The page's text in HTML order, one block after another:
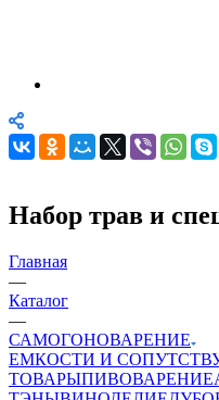
Набор трав и
Главная
—
Каталог
—
САМОГОНОВАРЕНИЕ
ЕМКОСТИ И
ТОВАРЫПИВОВАРЕНИЕ